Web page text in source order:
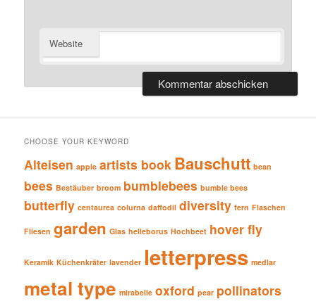
Website
CHOOSE YOUR KEYWORD
Alteisen apple artists book Bauschutt bean
bees Bestäuber broom bumblebees bumble bees
butterfly centaurea colurna daffodil diversity fern Flaschen
Fliesen garden Glas helleborus Hochbeet hover fly
Keramik Küchenkräter lavender letterpress medlar
metal type mirabelle oxford pear pollinators